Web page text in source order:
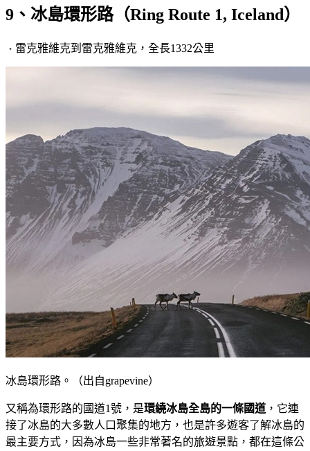
9、冰島環形路（Ring Route 1, Iceland）
・ 雷克雅維克到雷克雅維克，全長1332公里
冰島環形路。（出自grapevine）
又稱為環形路的國道1號，是環繞冰島全島的一條國道 ，它連
接了冰島的大多數人口聚集的地方，也是許多遊客了解冰島的
最主要方式，因為冰島一些非常著名的旅遊景點，都在這條公